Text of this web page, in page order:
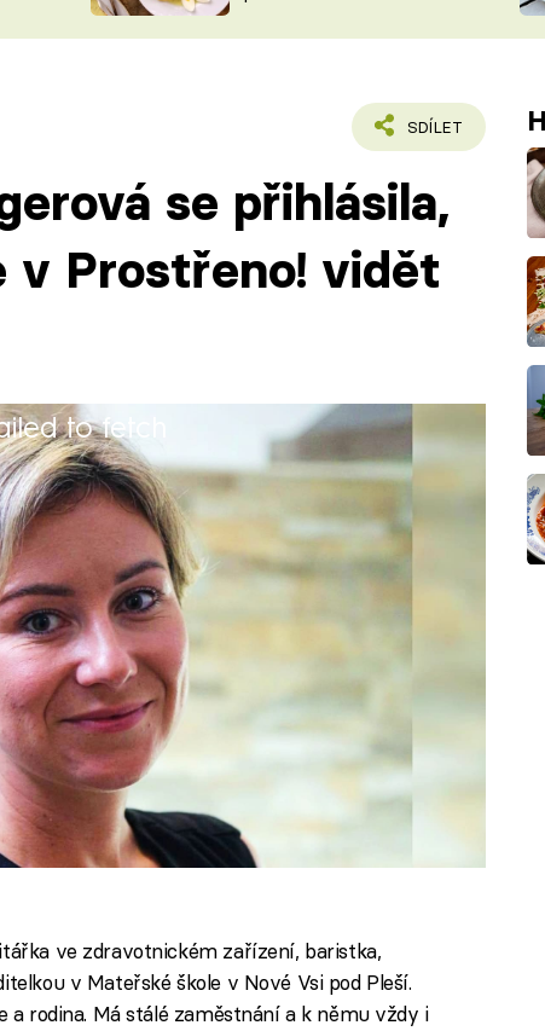
VYCHYTÁVKY
ČASOPIS
SDÍLET
se přihlásila,
v Prostřeno! vidět
to fetch
škole v Uherském Hradišti na v
mobilní operátorka v call centru a
ve zdravotnickém zařízení, baristka,
v Mateřské škole v Nové Vsi pod Pleší.
a rodina. Má stálé zaměstnání a k němu vždy i